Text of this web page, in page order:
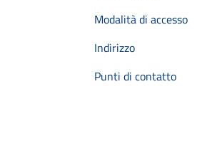
Modalità di accesso
Indirizzo
Punti di contatto